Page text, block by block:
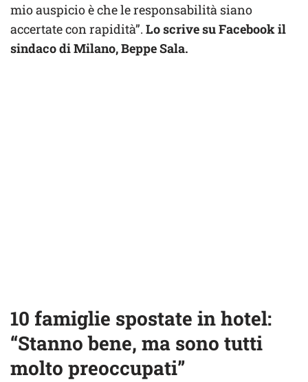
mio auspicio è che le responsabilità siano
accertate con rapidità”. Lo scrive su Facebook il
sindaco di Milano, Beppe Sala.
10 famiglie spostate in hotel:
“Stanno bene, ma sono tutti
molto preoccupati”